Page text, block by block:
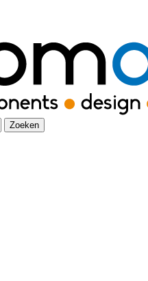
Zoeken